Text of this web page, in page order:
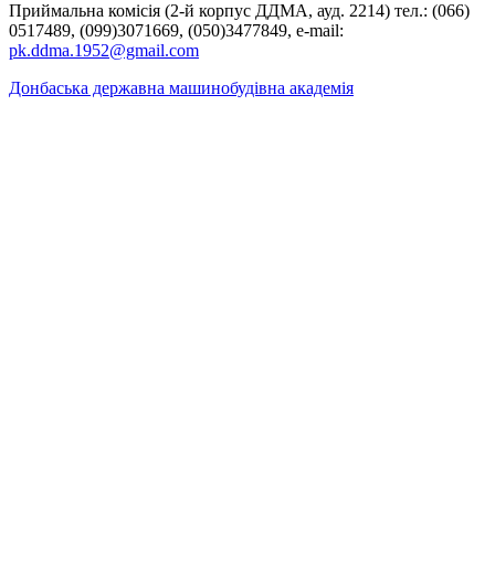
Приймальна комісія (2-й корпус ДДМА, ауд. 2214) тел.: (066)
0517489, (099)3071669, (050)3477849, e-mail:
pk.ddma.1952@gmail.com
Донбаська державна машинобудівна академія